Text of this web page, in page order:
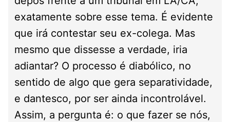
exatamente sobre esse tema. É evidente
que irá contestar seu ex-colega. Mas
mesmo que dissesse a verdade, iria
adiantar? O processo é diabólico, no
sentido de algo que gera separatividade,
e dantesco, por ser ainda incontrolável.
Assim, a pergunta é: o que fazer se nós,